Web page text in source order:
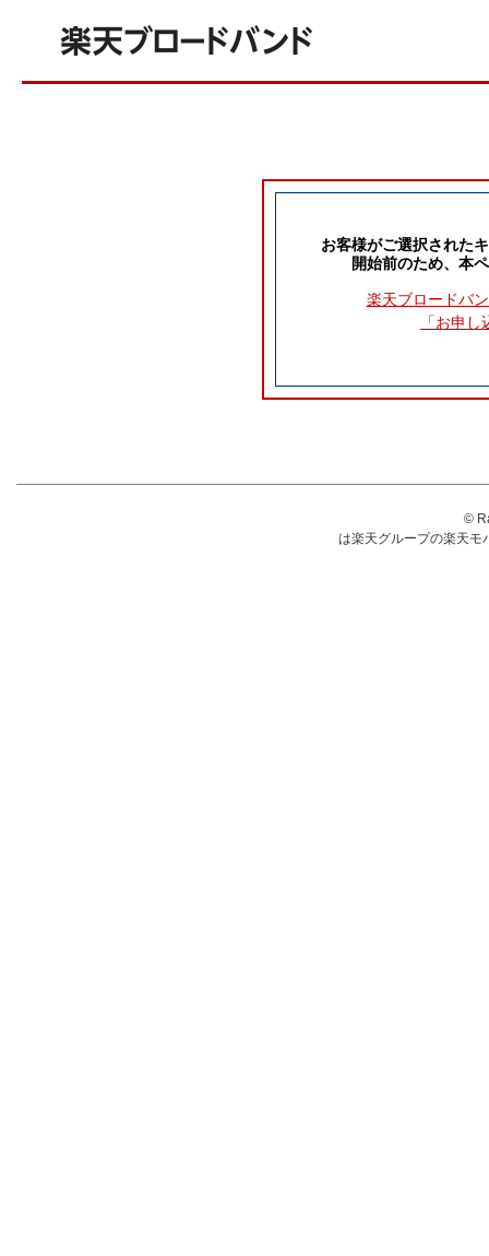
お客様がご選択された
開始前のため、本
楽天ブロードバ
「お申
©
は楽天グループの楽天モ